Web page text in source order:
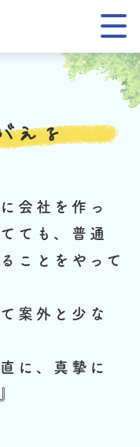
える
会社を作っ
ても、普通
ことをやって
案外と少な
に、真摯に